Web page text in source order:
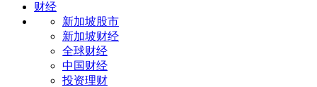
财经
新加坡股市
新加坡财经
全球财经
中国财经
投资理财